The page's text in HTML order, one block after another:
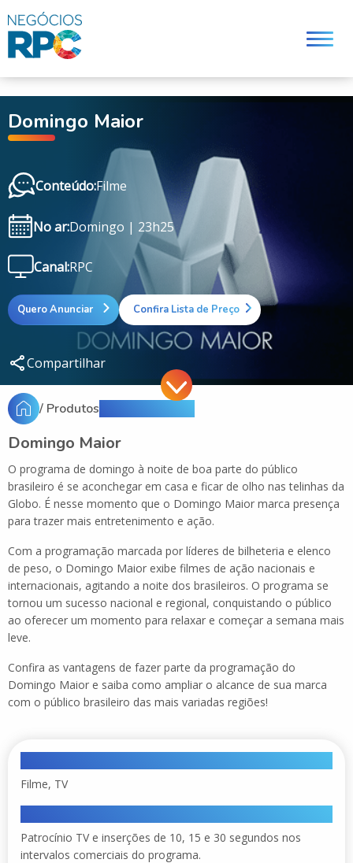
Domingo Maior
Conteúdo:Filme
No ar:Domingo | 23h25
Canal:RPC
Quero Anunciar Confira Lista de Preço
Compartilhar
/ Produtos
Domingo Maior
O programa de domingo à noite de boa parte do público
brasileiro é se aconchegar em casa e ficar de olho nas telinhas da
Globo. É nesse momento que o Domingo Maior marca presença
para trazer mais entretenimento e ação.
Com a programação marcada por líderes de bilheteria e elenco
de peso, o Domingo Maior exibe filmes de ação nacionais e
internacionais, agitando a noite dos brasileiros. O programa se
tornou um sucesso nacional e regional, conquistando o público
ao oferecer um momento para relaxar e começar a semana mais
leve.
Confira as vantagens de fazer parte da programação do
Domingo Maior e saiba como ampliar o alcance de sua marca
com o público brasileiro das mais variadas regiões!
Filme, TV
Patrocínio TV e inserções de 10, 15 e 30 segundos nos
intervalos comerciais do programa.